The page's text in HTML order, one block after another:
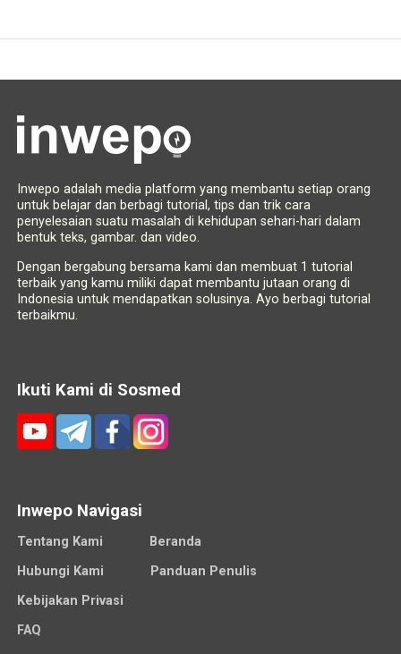
Inwepo adalah media platform yang membantu setiap orang
untuk belajar dan berbagi tutorial, tips dan trik cara
penyelesaian suatu masalah di kehidupan sehari-hari dalam
bentuk teks, gambar. dan video.
Dengan bergabung bersama kami dan membuat 1 tutorial
terbaik yang kamu miliki dapat membantu jutaan orang di
Indonesia untuk mendapatkan solusinya. Ayo berbagi tutorial
terbaikmu.
Ikuti Kami di Sosmed
Inwepo Navigasi
Tentang Kami
Beranda
Hubungi Kami
Panduan Penulis
Kebijakan Privasi
FAQ